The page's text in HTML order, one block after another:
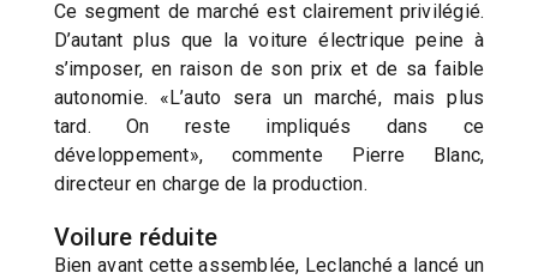
Ce segment de marché est clairement privilégié.
D’autant plus que la voiture électrique peine à
s’imposer, en raison de son prix et de sa faible
autonomie. «L’auto sera un marché, mais plus
tard. On reste impliqués dans ce
développement», commente Pierre Blanc,
directeur en charge de la production.
Voilure réduite
Bien avant cette assemblée, Leclanché a lancé un